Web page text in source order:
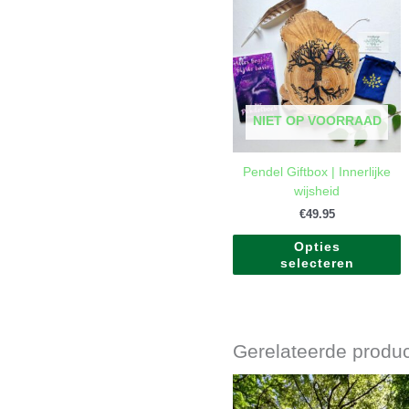
NIET OP VOORRAAD
Pendel Giftbox | Innerlijke
wijsheid
€49.95
Opties
selecteren
Gerelateerde